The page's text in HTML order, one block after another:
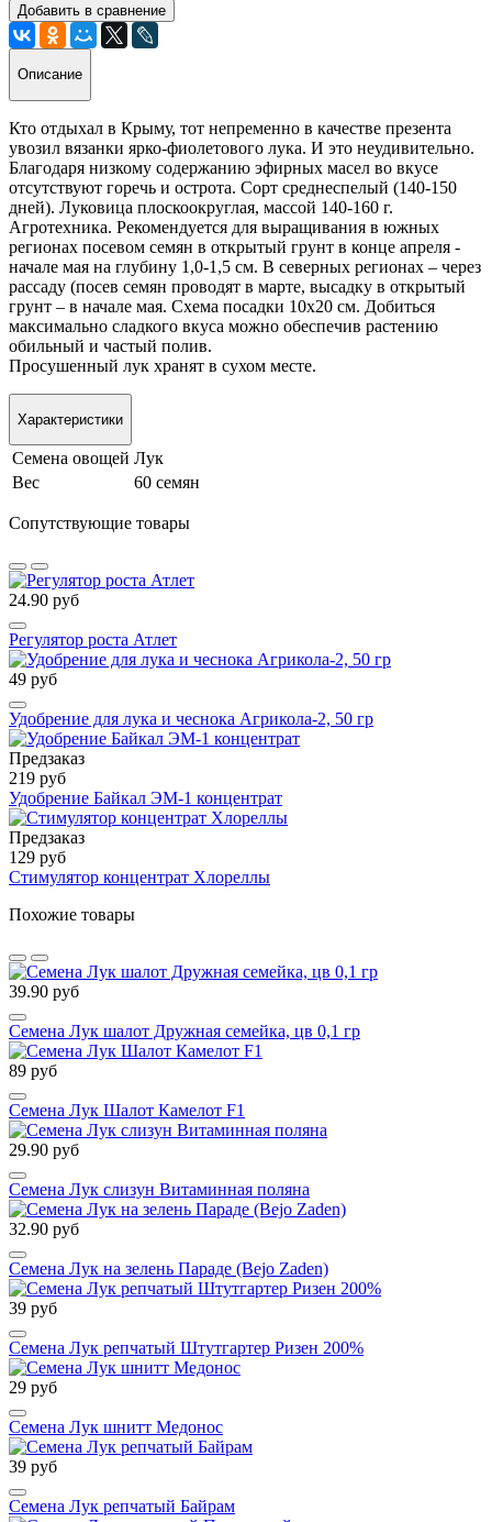
Добавить в сравнение
Описание
Кто отдыхал в Крыму, тот непременно в качестве презента
увозил вязанки ярко-фиолетового лука. И это неудивительно.
Благодаря низкому содержанию эфирных масел во вкусе
отсутствуют горечь и острота. Сорт среднеспелый (140-150
дней). Луковица плоскоокруглая, массой 140-160 г.
Агротехника. Рекомендуется для выращивания в южных
регионах посевом семян в открытый грунт в конце апреля -
начале мая на глубину 1,0-1,5 см. В северных регионах – через
рассаду (посев семян проводят в марте, высадку в открытый
грунт – в начале мая. Схема посадки 10х20 см. Добиться
максимально сладкого вкуса можно обеспечив растению
обильный и частый полив.
Просушенный лук хранят в сухом месте.
Характеристики
Семена овощей Лук
Вес
60 семян
Сопутствующие товары
24.90 руб
Регулятор роста Атлет
49 руб
Удобрение для лука и чеснока Агрикола-2, 50 гр
Предзаказ
219 руб
Удобрение Байкал ЭМ-1 концентрат
Предзаказ
129 руб
Стимулятор концентрат Хлореллы
Похожие товары
39.90 руб
Семена Лук шалот Дружная семейка, цв 0,1 гр
89 руб
Семена Лук Шалот Камелот F1
29.90 руб
Семена Лук слизун Витаминная поляна
32.90 руб
Семена Лук на зелень Параде (Bejo Zaden)
39 руб
Семена Лук репчатый Штутгартер Ризен 200%
29 руб
Семена Лук шнитт Медонос
39 руб
Семена Лук репчатый Байрам